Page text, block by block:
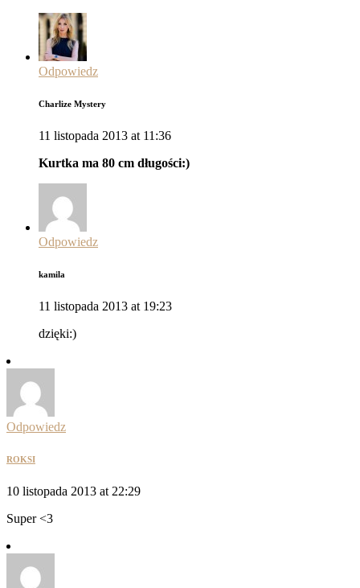
Odpowiedz
Charlize Mystery
11 listopada 2013 at 11:36
Kurtka ma 80 cm długości:)
Odpowiedz
kamila
11 listopada 2013 at 19:23
dzięki:)
Odpowiedz
ROKSI
10 listopada 2013 at 22:29
Super <3